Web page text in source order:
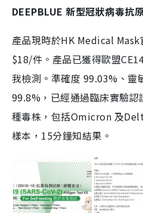
DEEPBLUE 新型冠狀病毒抗
產品現時於HK Medical
$18/件。產品已獲得歐盟
我檢測。準確度 99.03%、靈
99.8%，已經通過臨床實驗認
種毒株，包括Omicron 及
樣本，15分鐘知結果。